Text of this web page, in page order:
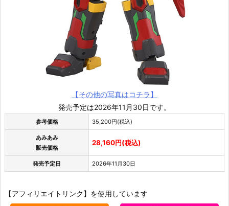
【その他の写真はコチラ】
発売予定は2026年11月30日です。
参考価格 35,200円(税込)
あみあみ
販売価格
28,160円(税込)
発売予定日 2026年11月30日
【アフィリエイトリンク】を使用しています